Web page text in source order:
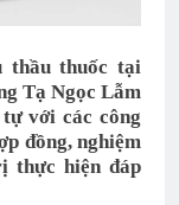
thầu thuốc tại
Tạ Ngọc Lẫm
với các công
đồng, nghiệm
thực hiện đáp